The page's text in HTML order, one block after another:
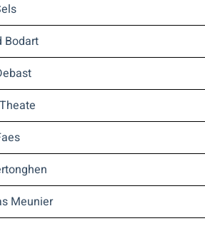
Bodart
Meunier